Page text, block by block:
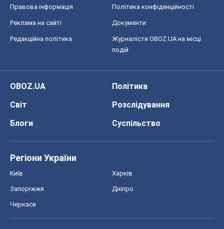
Правова інформація Політика конфіденційності
Реклама на сайті Документи
Редакційна політика
Журналісти OBOZ.UA на місці
подій
OBOZ.UA
Політика
Світ
Розслідування
Блоги
Суспільство
Регіони України
Київ Харків
Запоріжжя Дніпро
Черкаси